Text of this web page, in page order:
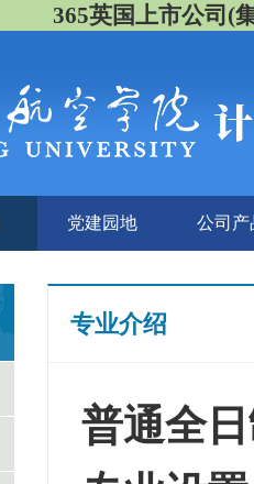
365英国上市公司(
党建园地 公司产
专业介绍
普通全